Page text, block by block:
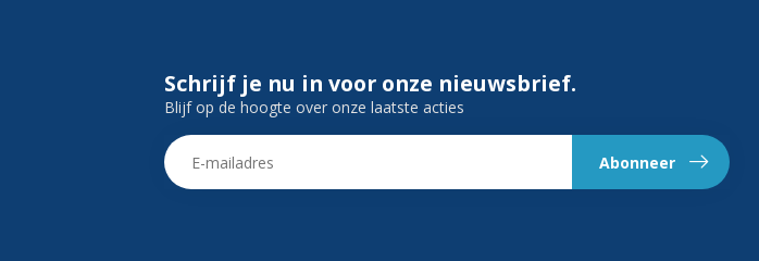
Schrijf je nu in voor onze nieuwsbrief.
Blijf op de hoogte over onze laatste acties
Abonneer